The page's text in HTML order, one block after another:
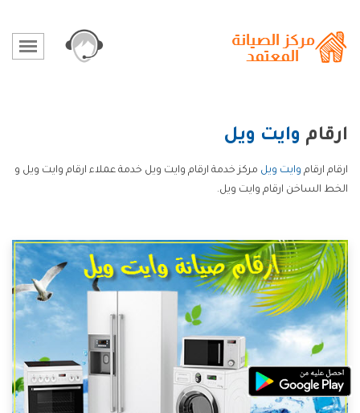
ارقام وايت ويل
ارقام ارقام وايت ويل مركز خدمة ارقام وايت ويل خدمة عملاء ارقام وايت ويل و
الخط الساخن ارقام وايت ويل.